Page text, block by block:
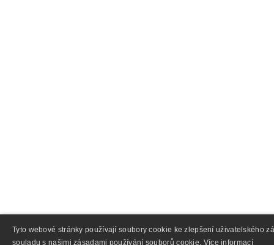
Tyto webové stránky používají soubory cookie ke zlepšení uživatelského
souladu s našimi zásadami používání souborů cookie. Více informací